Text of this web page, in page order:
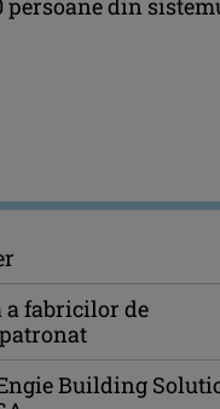
fabricilor de
Building